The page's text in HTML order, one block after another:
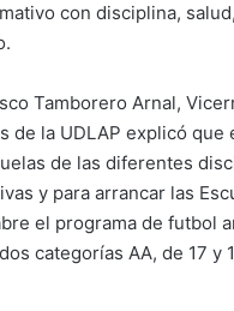
con disciplina,
Tamborero Arnal,
de la UDLAP explicó que
de las diferentes
y para arrancar las
el programa de futbol
categorías AA, de 17 y